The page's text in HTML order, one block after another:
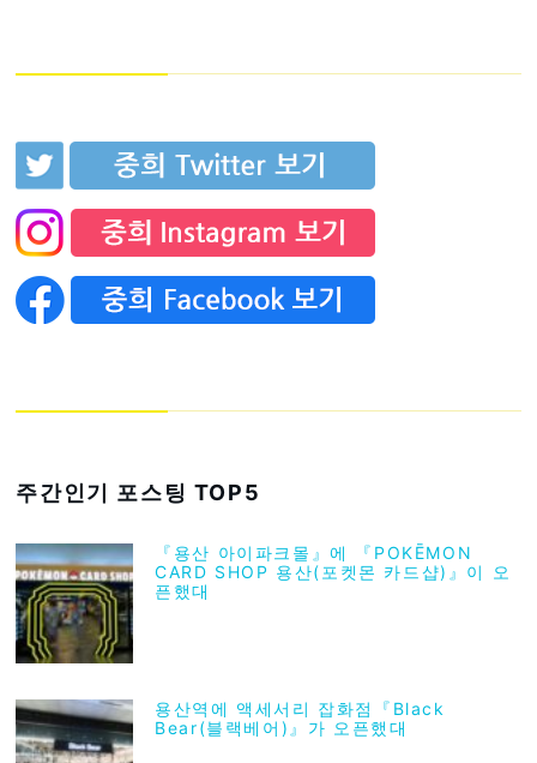
주간인기 포스팅 TOP5
『용산 아이파크몰』에 『POKĒMON
CARD SHOP 용산(포켓몬 카드샵)』이 오
픈했대
용산역에 액세서리 잡화점『Black
Bear(블랙베어)』가 오픈했대